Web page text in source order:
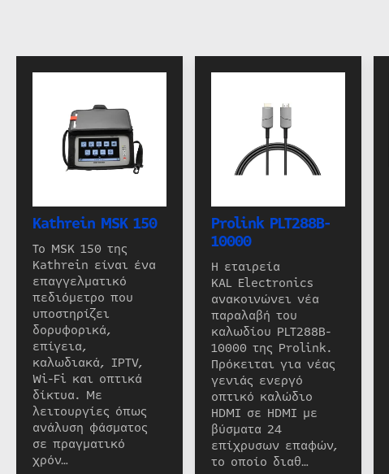
Kathrein MSK 150
Το MSK 150 της
Kathrein είναι ένα
επαγγελματικό
πεδιόμετρο που
υποστηρίζει
δορυφορικά,
επίγεια,
καλωδιακά, IPTV,
Wi-Fi και οπτικά
δίκτυα. Με
λειτουργίες όπως
ανάλυση φάσματος
σε πραγματικό
χρόν…
Prolink PLT288B-
10000
Η εταιρεία
KAL Electronics
ανακοινώνει νέα
παραλαβή του
καλωδίου PLT288B-
10000 της Prolink.
Πρόκειται για νέας
γενιάς ενεργό
οπτικό καλώδιο
HDMI σε HDMI με
βύσματα 24
επίχρυσων επαφών,
το οποίο διαθ…